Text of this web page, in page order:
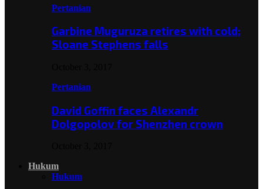
Pertanian
Garbine Muguruza retires with cold;
Sloane Stephens falls
Pertanian
David Goffin faces Alexandr
Dolgopolov for Shenzhen crown
Hukum
Hukum